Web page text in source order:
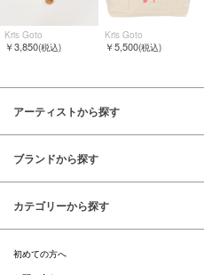
Kris Goto
￥3,850(税込)
Kris Goto
￥5,500(税込)
アーティストから探す
ブランドから探す
カテゴリーから探す
初めての方へ